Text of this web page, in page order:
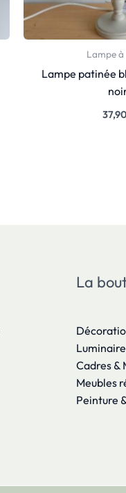
Lampe
Lampe patinée
37,90
La
Cadres &
Meubles
Peinture